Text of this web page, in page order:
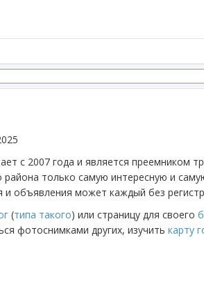
с 2007 года и является преемником
района только самую интересную и
объявления может каждый без
(типа такого) или страницу для своего
фотоснимками других, изучить карту